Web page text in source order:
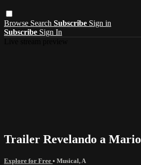
Browse Search Subscribe Sign in
Subscribe Sign In
Trailer Revelando a Mario
Explore for Free • Musical, A